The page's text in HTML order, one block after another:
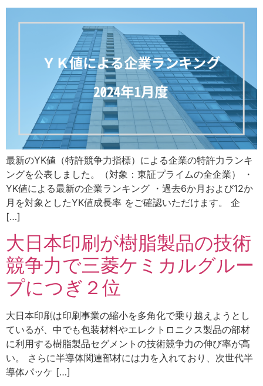
最新のYK値（特許競争力指標）による企業の特許力ランキ
ングを公表しました。（対象：東証プライムの全企業） ・
YK値による最新の企業ランキング ・過去6か月および12か
月を対象としたYK値成長率 をご確認いただけます。 企
[…]
大日本印刷が樹脂製品の技術
競争力で三菱ケミカルグルー
プにつぎ２位
大日本印刷は印刷事業の縮小を多角化で乗り越えようとし
ているが、中でも包装材料やエレクトロニクス製品の部材
に利用する樹脂製品セグメントの技術競争力の伸び率が高
い。 さらに半導体関連部材には力を入れており、次世代半
導体パッケ […]